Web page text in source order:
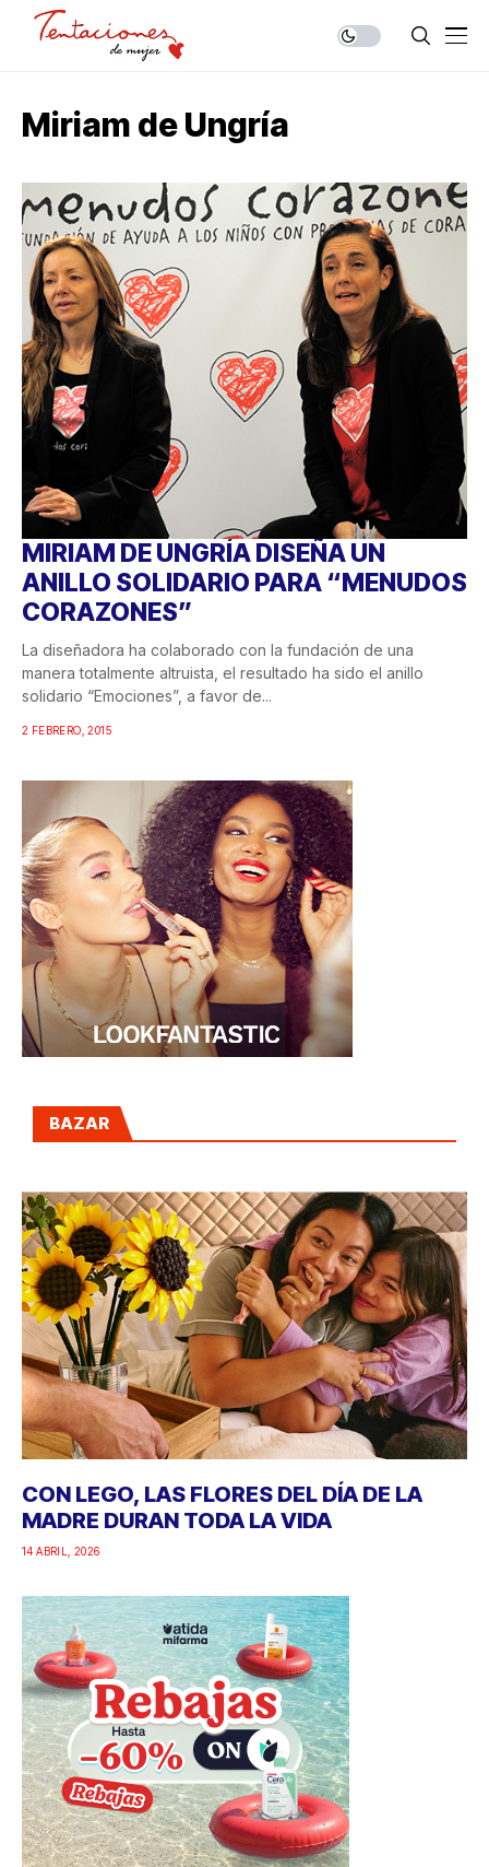
Miriam de Ungría
MIRIAM DE UNGRÍA DISEÑA UN
ANILLO SOLIDARIO PARA “MENUDOS
CORAZONES”
La diseñadora ha colaborado con la fundación de una
manera totalmente altruista, el resultado ha sido el anillo
solidario “Emociones”, a favor de...
2 FEBRERO, 2015
BAZAR
CON LEGO, LAS FLORES DEL DÍA DE LA
MADRE DURAN TODA LA VIDA
14 ABRIL, 2026